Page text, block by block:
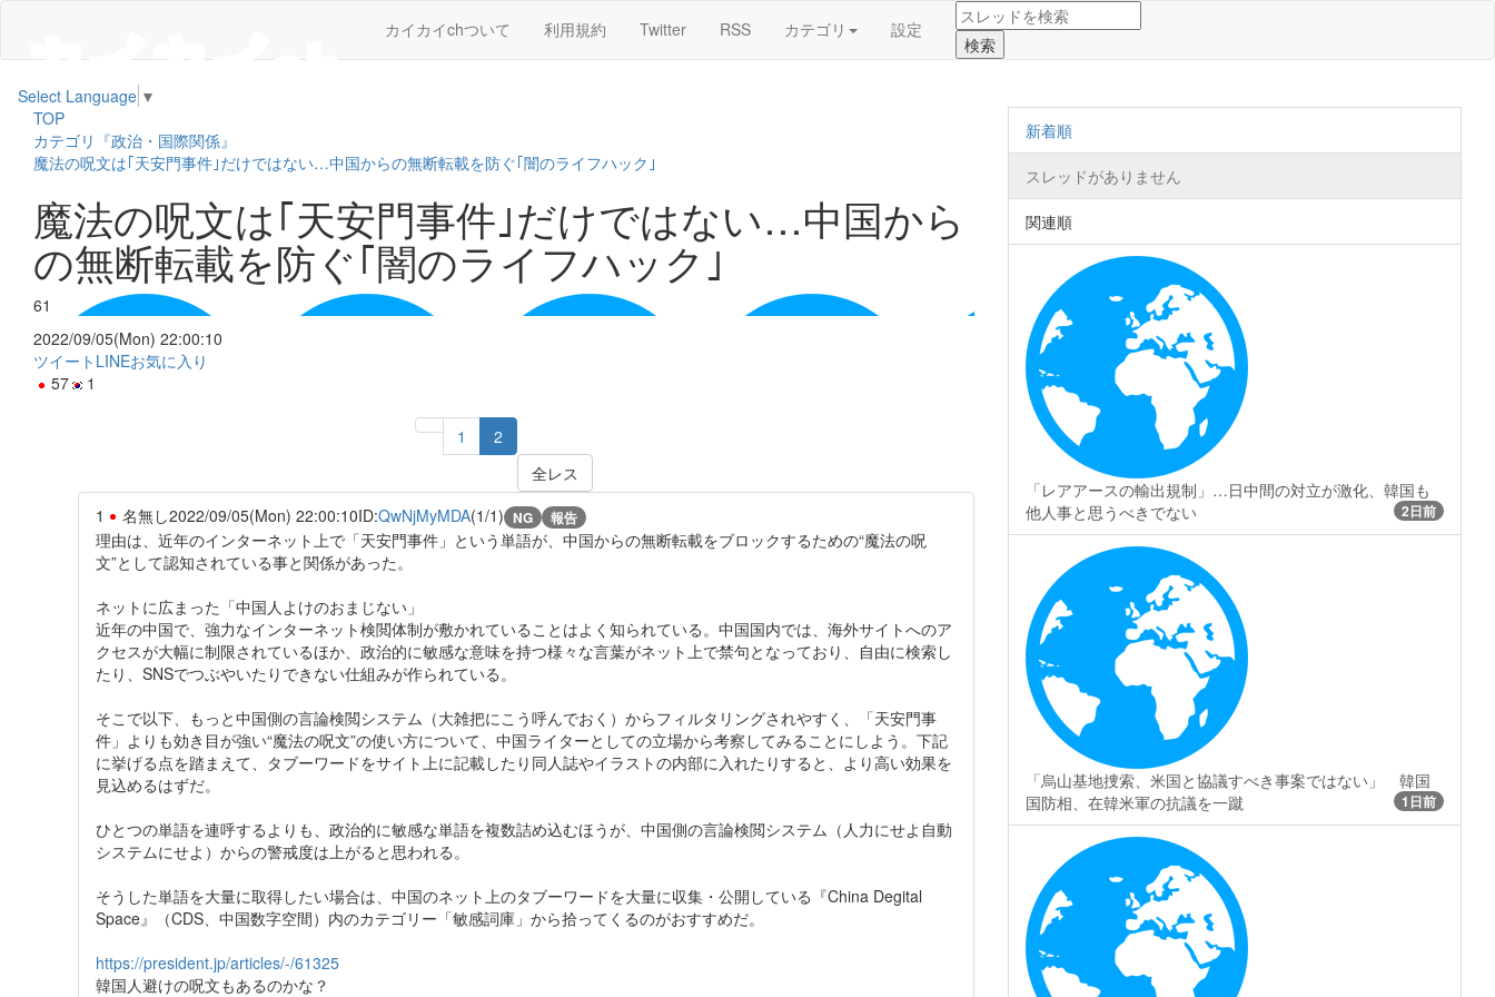
カイカイchついて 利用規約 Twitter RSS カテゴリ 設定
Select Language ▼
TOP
カテゴリ『政治・国際関係』
魔法の呪文は｢天安門事件｣だけではない…中国からの無断転載を防ぐ｢闇のライフハック｣
魔法の呪文は｢天安門事件｣だけではない…中国から
の無断転載を防ぐ｢闇のライフハック｣
61
2022/09/05(Mon) 22:00:10
ツイート LINEお気に入り
57
1
1
2
全レス
1
名無し2022/09/05(Mon) 22:00:10ID:QwNjMyMDA(1/1) NG 報告
理由は、近年のインターネット上で「天安門事件」という単語が、中国からの無断転載をブロックするための“魔法の呪
文”として認知されている事と関係があった。
ネットに広まった「中国人よけのおまじない」
近年の中国で、強力なインターネット検閲体制が敷かれていることはよく知られている。中国国内では、海外サイトへのア
クセスが大幅に制限されているほか、政治的に敏感な意味を持つ様々な言葉がネット上で禁句となっており、自由に検索し
たり、SNSでつぶやいたりできない仕組みが作られている。
そこで以下、もっと中国側の言論検閲システム（大雑把にこう呼んでおく）からフィルタリングされやすく、「天安門事
件」よりも効き目が強い“魔法の呪文”の使い方について、中国ライターとしての立場から考察してみることにしよう。下記
に挙げる点を踏まえて、タブーワードをサイト上に記載したり同人誌やイラストの内部に入れたりすると、より高い効果を
見込めるはずだ。
ひとつの単語を連呼するよりも、政治的に敏感な単語を複数詰め込むほうが、中国側の言論検閲システム（人力にせよ自動
システムにせよ）からの警戒度は上がると思われる。
そうした単語を大量に取得したい場合は、中国のネット上のタブーワードを大量に収集・公開している『China Degital
Space』（CDS、中国数字空間）内のカテゴリー「敏感詞庫」から拾ってくるのがおすすめだ。
https://president.jp/articles/-/61325
韓国人避けの呪文もあるのかな？
新着順
スレッドがありません
関連順
「レアアースの輸出規制」…日中間の対立が激化、韓国も
他人事と思うべきでない
2日前
「烏山基地捜索、米国と協議すべき事案ではない」 韓国
国防相、在韓米軍の抗議を一蹴
1日前